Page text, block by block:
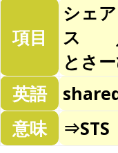
項目
シェ
ス
とさ
英語
意味
⇒STS